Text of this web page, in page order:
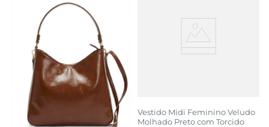
Vestido Midi Feminino Veludo
Molhado Preto com Torcido